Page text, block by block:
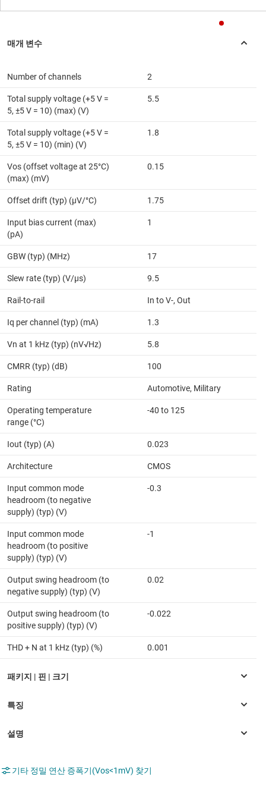
Number of channels 2
Total supply voltage (+5 V =
5, ±5 V = 10) (max) (V)
5.5
Total supply voltage (+5 V =
5, ±5 V = 10) (min) (V)
1.8
Vos (offset voltage at 25°C)
(max) (mV)
0.15
Offset drift (typ) (µV/°C) 1.75
Input bias current (max)
(pA)
1
GBW (typ) (MHz) 17
Slew rate (typ) (V/µs) 9.5
Rail-to-rail In to V-, Out
Iq per channel (typ) (mA) 1.3
Vn at 1 kHz (typ) (nV√Hz) 5.8
CMRR (typ) (dB) 100
Rating Automotive, Military
Operating temperature
range (°C)
-40 to 125
Iout (typ) (A) 0.023
Architecture CMOS
Input common mode
headroom (to negative
supply) (typ) (V)
-0.3
Input common mode
headroom (to positive
supply) (typ) (V)
-1
Output swing headroom (to
negative supply) (typ) (V)
0.02
Output swing headroom (to
positive supply) (typ) (V)
-0.022
THD + N at 1 kHz (typ) (%) 0.001
기타 정밀 연산 증폭기(Vos<1mV) 찾기